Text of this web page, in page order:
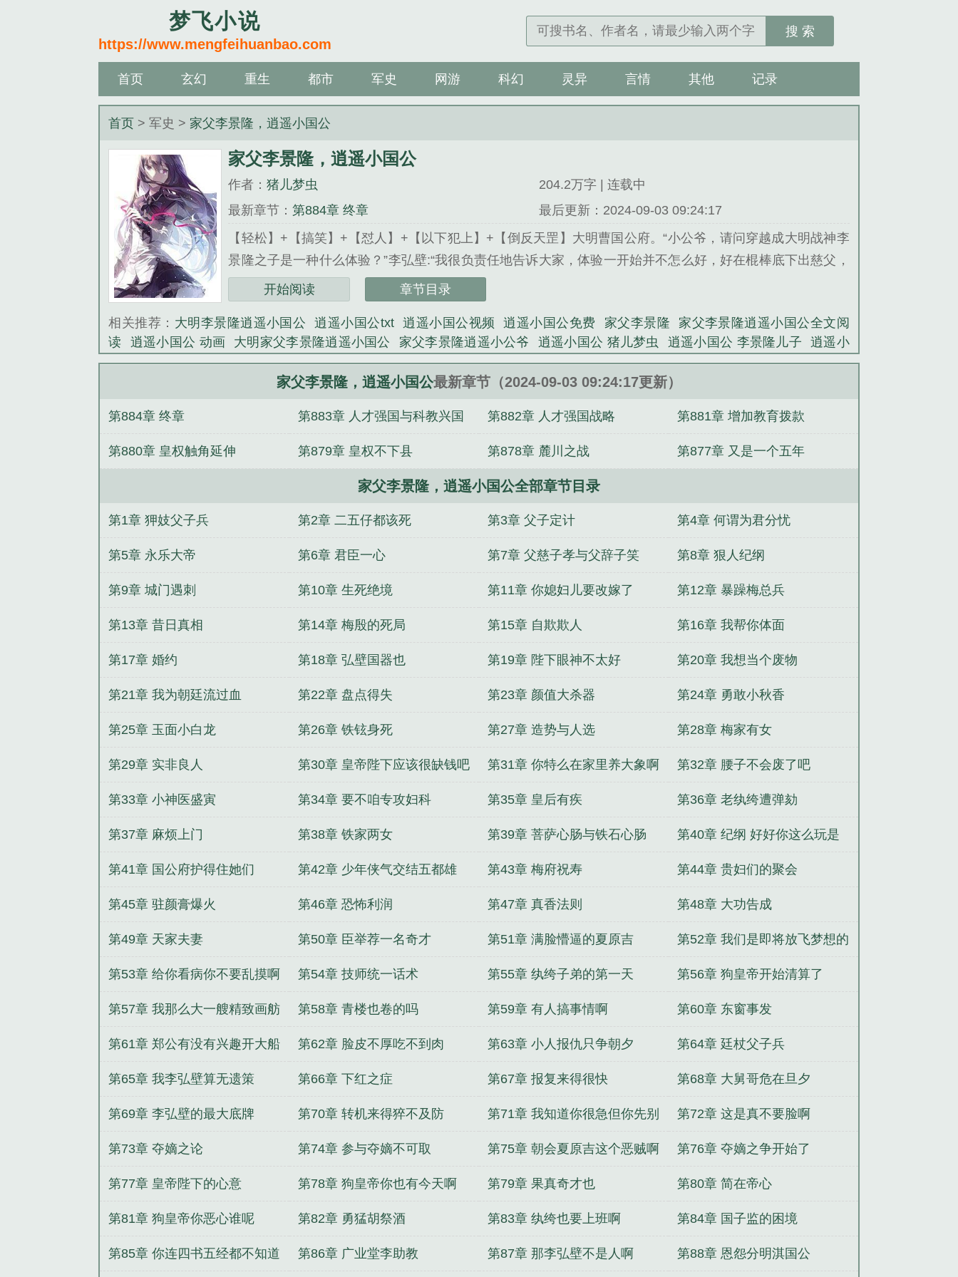
梦飞小说
https://www.mengfeihuanbao.com
搜 索
首页 玄幻 重生 都市 军史 网游 科幻 灵异 言情 其他 记录
首页 > 军史 > 家父李景隆，逍遥小国公
家父李景隆，逍遥小国公
作者：猪儿梦虫
204.2万字 | 连载中
最新章节：第884章 终章
最后更新：2024-09-03 09:24:17
【轻松】+【搞笑】+【怼人】+【以下犯上】+【倒反天罡】大明曹国公府。“小公爷，请问穿越成大明战神李
景隆之子是一种什么体验？”李弘壁:“我很负责任地告诉大家，体验一开始并不怎么好，好在棍棒底下出慈父，
李景隆此獠最大的优点就是听话，要是你把他揍得嗷嗷叫……”大明永乐朝堂。朱棣:“朕要营建新都，朕要修建
帝陵，朕要疏浚大运河，朕要编纂永乐大典，朕要郑和下西洋，朕还要挥师北伐蒙元……”太子朱高炽:“别想
了，没钱！”户部尚书夏元吉:“陛下不可穷兵黩武，好大喜功！”幸进佞臣李弘壁:“陛下，把腿……格局打开，臣
有一《万国堪舆图》，可助陛下成就千古一帝……”众人:“嗟乎！这个天杀的佞臣！”...
开始阅读 章节目录
相关推荐： 大明李景隆逍遥小国公 逍遥小国公txt 逍遥小国公视频 逍遥小国公免费 家父李景隆
家父李景隆逍遥小国公全文阅
读
逍遥小国公 动画 大明家父李景隆逍遥小国公 家父李景隆逍遥小公爷 逍遥小国公 猪儿梦虫 逍遥小国公 李景隆儿子
逍遥小
国公百度 逍遥小国公顶点 逍遥小国公番茄 逍遥小国公无错 逍遥小国公百度百科 逍遥小国公(猪儿梦虫) 逍遥小国公起点 逍遥
家父李景隆逍遥小国公 逍遥小国公 第854章 逍遥小国公纵横 逍遥小国公动漫 逍遥小国公txt阅读
遥小国公百科
逍遥小国公TXT免费 逍遥小国公 逍遥小国公57 逍遥小国公笔趣阁 家父李景隆逍遥小国公笔趣阁 帝子你也退
九天玄帝 归港有雨 退婚后我靠闺蜜爆红娱乐圈 天荒战纪Ⅱ 外室独宠？退婚另嫁世子爷请自重
沈总别虐，太太又跟别人上热搜
徒弟修炼我摆烂，满宗畜生横压诸天 过分！父皇他居然开挂
悟性逆天，禁足藏经阁八十载
家父李景隆，逍遥小国公最新章节（2024-09-03 09:24:17更新）
第884章 终章 第883章 人才强国与科教兴国 第882章 人才强国战略 第881章 增加教育拨款
第880章 皇权触角延伸 第879章 皇权不下县 第878章 麓川之战 第877章 又是一个五年
家父李景隆，逍遥小国公全部章节目录
第1章 狎妓父子兵 第2章 二五仔都该死 第3章 父子定计 第4章 何谓为君分忧
第5章 永乐大帝 第6章 君臣一心 第7章 父慈子孝与父辞子笑 第8章 狠人纪纲
第9章 城门遇刺 第10章 生死绝境 第11章 你媳妇儿要改嫁了 第12章 暴躁梅总兵
第13章 昔日真相 第14章 梅殷的死局 第15章 自欺欺人 第16章 我帮你体面
第17章 婚约 第18章 弘壁国器也 第19章 陛下眼神不太好 第20章 我想当个废物
第21章 我为朝廷流过血 第22章 盘点得失 第23章 颜值大杀器 第24章 勇敢小秋香
第25章 玉面小白龙 第26章 铁铉身死 第27章 造势与人选 第28章 梅家有女
第29章 实非良人 第30章 皇帝陛下应该很缺钱吧 第31章 你特么在家里养大象啊 第32章 腰子不会废了吧
第33章 小神医盛寅 第34章 要不咱专攻妇科 第35章 皇后有疾 第36章 老纨绔遭弹劾
第37章 麻烦上门 第38章 铁家两女 第39章 菩萨心肠与铁石心肠 第40章 纪纲 好好你这么玩是
吧
第41章 国公府护得住她们 第42章 少年侠气交结五都雄 第43章 梅府祝寿 第44章 贵妇们的聚会
第45章 驻颜膏爆火 第46章 恐怖利润 第47章 真香法则 第48章 大功告成
第49章 天家夫妻 第50章 臣举荐一名奇才 第51章 满脸懵逼的夏原吉 第52章 我们是即将放飞梦想的
有志青年
第53章 给你看病你不要乱摸啊 第54章 技师统一话术 第55章 纨绔子弟的第一天 第56章 狗皇帝开始清算了
第57章 我那么大一艘精致画舫
呢
第58章 青楼也卷的吗 第59章 有人搞事情啊 第60章 东窗事发
第61章 郑公有没有兴趣开大船
啊
第62章 脸皮不厚吃不到肉 第63章 小人报仇只争朝夕 第64章 廷杖父子兵
第65章 我李弘壁算无遗策 第66章 下红之症 第67章 报复来得很快 第68章 大舅哥危在旦夕
第69章 李弘壁的最大底牌 第70章 转机来得猝不及防 第71章 我知道你很急但你先别
急
第72章 这是真不要脸啊
第73章 夺嫡之论 第74章 参与夺嫡不可取 第75章 朝会夏原吉这个恶贼啊 第76章 夺嫡之争开始了
第77章 皇帝陛下的心意 第78章 狗皇帝你也有今天啊 第79章 果真奇才也 第80章 简在帝心
第81章 狗皇帝你恶心谁呢 第82章 勇猛胡祭酒 第83章 纨绔也要上班啊 第84章 国子监的困境
第85章 你连四书五经都不知道 第86章 广业堂李助教 第87章 那李弘壁不是人啊 第88章 恩怨分明淇国公